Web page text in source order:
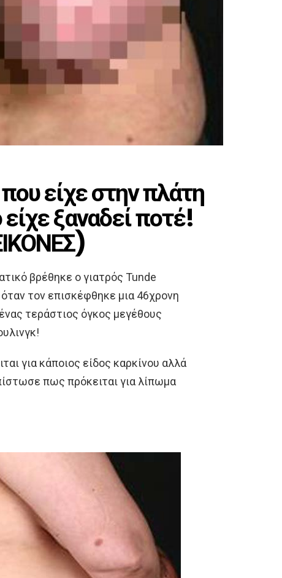
είχε στην πλάτη
ξαναδεί ποτέ!
βρέθηκε ο γιατρός Tunde
τον επισκέφθηκε μια 46χρονη
τεράστιος όγκος μεγέθους
για κάποιος είδος καρκίνου αλλά
πως πρόκειται για λίπωμα